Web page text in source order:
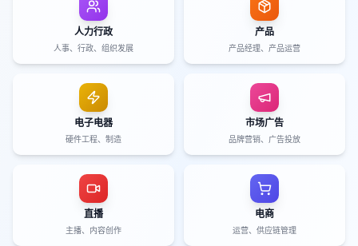
人力行政
人事、行政、组织发展
产品
产品经理、产品运营
电子电器
硬件工程、制造
市场广告
品牌营销、广告投放
直播
主播、内容创作
电商
运营、供应链管理